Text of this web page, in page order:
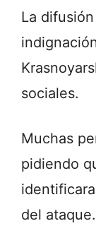
La
sociales.
Muchas
pidiendo
del ataque.